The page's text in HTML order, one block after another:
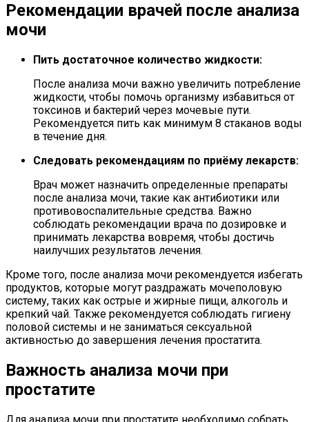
Рекомендации врачей после анализа
мочи
Пить достаточное количество жидкости:
После анализа мочи важно увеличить потребление
жидкости, чтобы помочь организму избавиться от
токсинов и бактерий через мочевые пути.
Рекомендуется пить как минимум 8 стаканов воды
в течение дня.
Следовать рекомендациям по приёму лекарств:
Врач может назначить определенные препараты
после анализа мочи, такие как антибиотики или
противовоспалительные средства. Важно
соблюдать рекомендации врача по дозировке и
принимать лекарства вовремя, чтобы достичь
наилучших результатов лечения.
Кроме того, после анализа мочи рекомендуется избегать
продуктов, которые могут раздражать мочеполовую
систему, таких как острые и жирные пищи, алкоголь и
крепкий чай. Также рекомендуется соблюдать гигиену
половой системы и не заниматься сексуальной
активностью до завершения лечения простатита.
Важность анализа мочи при
простатите